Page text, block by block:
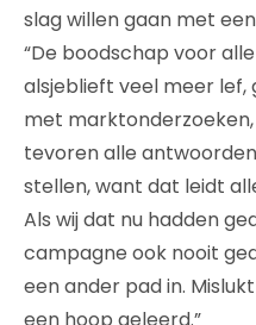
slag willen gaan met
“De boodschap voor
alsjeblieft veel meer
met
tevoren alle
stellen, want dat leidt
Als wij dat nu hadden
campagne ook nooit
een ander pad in.
een hoop geleerd.”